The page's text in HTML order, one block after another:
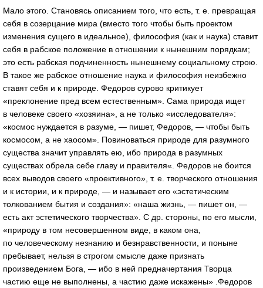
Мало этого. Становясь описанием того, что есть, т. е. превращая
себя в созерцание мира (вместо того чтобы быть проектом
изменения сущего в идеальное), философия (как и наука) ставит
себя в рабское положение в отношении к нынешним порядкам;
это есть рабская подчиненность нынешнему социальному строю.
В такое же рабское отношение наука и философия неизбежно
ставят себя и к природе. Федоров сурово критикует
«преклонение пред всем естественным». Сама природа ищет
в человеке своего «хозяина», а не только «исследователя»:
«космос нуждается в разуме, — пишет, Федоров, — чтобы быть
космосом, а не хаосом». Повиноваться природе для разумного
существа значит управлять ею, ибо природа в разумных
существах обрела себе главу и правителя«. Федоров не боится
всех выводов своего «проективного», т. е. творческого отношения
и к истории, и к природе, — и называет его «эстетическим
толкованием бытия и создания»: «наша жизнь, — пишет он, —
есть акт эстетического творчества». С др. стороны, по его мысли,
«природу в том несовершенном виде, в каком она,
по человеческому незнанию и безнравственности, и поныне
пребывает, нельзя в строгом смысле даже признать
произведением Бога, — ибо в ней предначертания Творца
частию еще не выполнены, а частию даже искажены» .Федоров